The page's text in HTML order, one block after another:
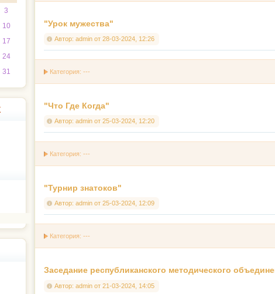
"Урок мужества"
Автор: admin от 28-03-2024, 12:26
Категория: ---
"Что Где Когда"
Автор: admin от 25-03-2024, 12:20
Категория: ---
"Турнир знатоков"
Автор: admin от 25-03-2024, 12:09
Категория: ---
Заседание республиканского методического
Автор: admin от 21-03-2024, 14:05
3
10
17
24
31